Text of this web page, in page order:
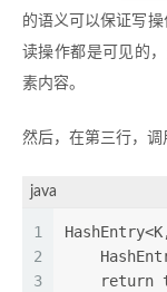
的语义可以保证写
读操作都是可见的
素内容。
然后，在第三行，调
java
1
2
3
return